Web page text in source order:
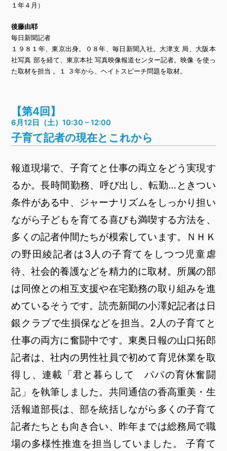
１年４月）
後藤由耶
毎日新聞記者
１９８１年、東京出身。０８年、毎日新聞入社。大津支 局、大阪本
社写真 部を経て、東京本社 写真映像報道センター記者。映像 を使っ
た取材を担当 。１ ３年から、ヘイトスピーチ問題を取材。
【第4回】
6月12日（土）10:30 – 12:00
子育て記者の現在とこれから
報道現場で、子育てと仕事の両立をどう実現す
るか。長時間勤務、呼び出し、転勤…ときつい
条件がある中、ジャーナリズムをしっかり担い
ながら子どもを育てる喜びも満喫する方法を、
多くの記者仲間たちが模索しています。ＮＨＫ
の野田綾記者は3人の子育てをしつつ児童虐
待、社会的養護などを精力的に取材。所属の部
は同僚との相互支援や在宅勤務の取り組みを進
めているそうです。読売新聞の小澤妃記者は日
銀クラブで生損保などを担当。2人の子育てと
仕事の両方に奮闘中です。東奥日報の山口拓郎
記者は、社内の男性社員で初めて育児休業を取
得し、連載「君と暮らして パパの育休奮闘
記」を執筆しました。共同通信の香高重美・生
活報道部長は、部を統括しながら多くの子育て
記者たちとも向き合い、昨年までは総務局で職
場の多様性推進を担当していました。 子育て